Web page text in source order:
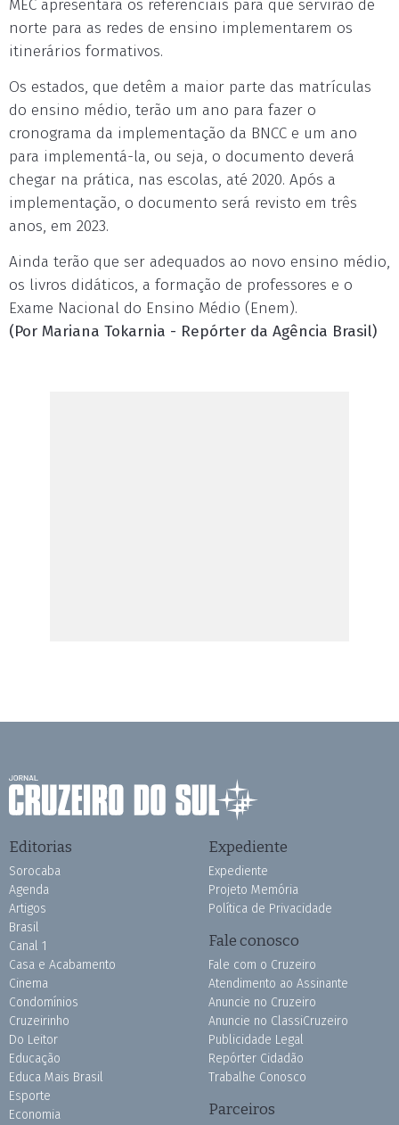
MEC apresentará os referenciais para que servirão de
norte para as redes de ensino implementarem os
itinerários formativos.
Os estados, que detêm a maior parte das matrículas
do ensino médio, terão um ano para fazer o
cronograma da implementação da BNCC e um ano
para implementá-la, ou seja, o documento deverá
chegar na prática, nas escolas, até 2020. Após a
implementação, o documento será revisto em três
anos, em 2023.
Ainda terão que ser adequados ao novo ensino médio,
os livros didáticos, a formação de professores e o
Exame Nacional do Ensino Médio (Enem).
(Por Mariana Tokarnia - Repórter da Agência Brasil)
Editorias
Sorocaba
Agenda
Artigos
Brasil
Canal 1
Casa e Acabamento
Cinema
Condomínios
Cruzeirinho
Do Leitor
Educação
Educa Mais Brasil
Esporte
Economia
Expediente
Expediente
Projeto Memória
Política de Privacidade
Fale conosco
Fale com o Cruzeiro
Atendimento ao Assinante
Anuncie no Cruzeiro
Anuncie no ClassiCruzeiro
Publicidade Legal
Repórter Cidadão
Trabalhe Conosco
Parceiros